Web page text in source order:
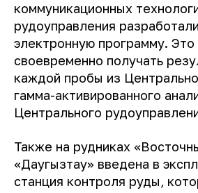
коммуникационных
рудоуправления
электронную программу. Это
своевременно получать
каждой пробы из
гамма-активированного
Центрального
Также на рудниках
«Даугызтау» введена в
станция контроля руды,